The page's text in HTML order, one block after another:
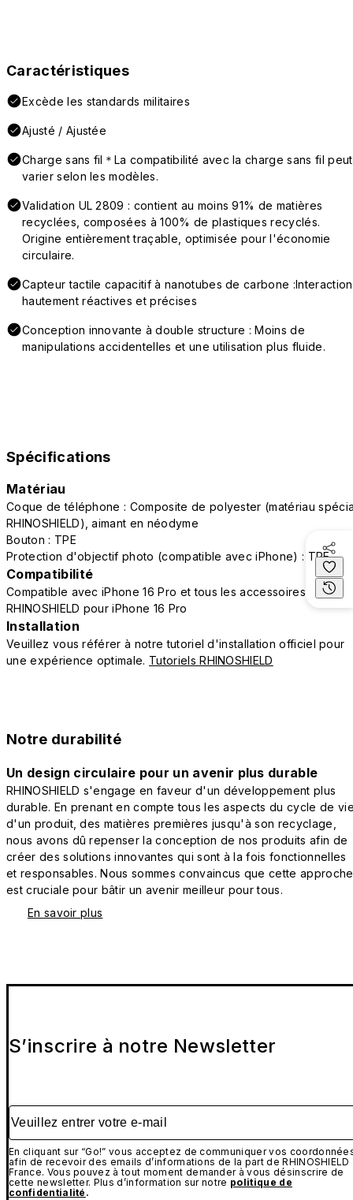
Caractéristiques
Excède les standards militaires
Ajusté / Ajustée
Charge sans fil＊La compatibilité avec la charge sans fil peut
varier selon les modèles.
Validation UL 2809 : contient au moins 91% de matières
recyclées, composées à 100% de plastiques recyclés.
Origine entièrement traçable, optimisée pour l'économie
circulaire.
Capteur tactile capacitif à nanotubes de carbone
hautement réactives et précises
Conception innovante à double structure : Moins de
manipulations accidentelles et une utilisation plus fluide.
Spécifications
Matériau
Coque de téléphone : Composite de polyester (matériau
RHINOSHIELD), aimant en néodyme
Bouton : TPE
Protection d'objectif photo (compatible avec iPhone) : TPE
Compatibilité
Compatible avec iPhone 16 Pro et tous les accessoires
RHINOSHIELD pour iPhone 16 Pro
Installation
Veuillez vous référer à notre tutoriel d'installation officiel pour
une expérience optimale. Tutoriels RHINOSHIELD
Notre durabilité
Un design circulaire pour un avenir plus durable
RHINOSHIELD s'engage en faveur d'un développement plus
durable. En prenant en compte tous les aspects du cycle de
d'un produit, des matières premières jusqu'à son recyclage,
nous avons dû repenser la conception de nos produits afin de
créer des solutions innovantes qui sont à la fois fonctionnelles
et responsables. Nous sommes convaincus que cette approche
est cruciale pour bâtir un avenir meilleur pour tous.
En savoir plus
S’inscrire à notre Newsletter
Veuillez entrer votre e-mail
En cliquant sur “Go!” vous acceptez de communiquer vos
afin de recevoir des emails d’informations de la part de RHINOSHIELD
France. Vous pouvez à tout moment demander à vous désinscrire de
cette newsletter. Plus d’information sur notre politique de
confidentialité .